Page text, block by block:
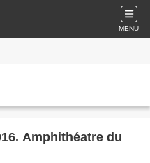
MENU
Amphithéatre du